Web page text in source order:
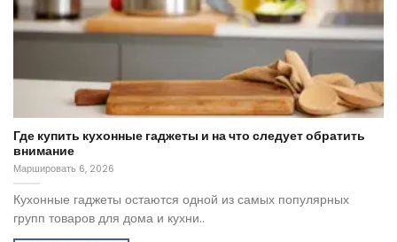
Где купить кухонные гаджеты и на что следует обратить
внимание
Маршировать 6, 2026
Кухонные гаджеты остаются одной из самых популярных
групп товаров для дома и кухни..